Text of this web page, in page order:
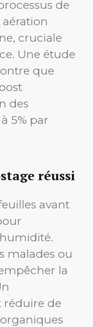
de
cruciale
Une étude
que
des
5% par
réussi
avant
malades ou
la
de